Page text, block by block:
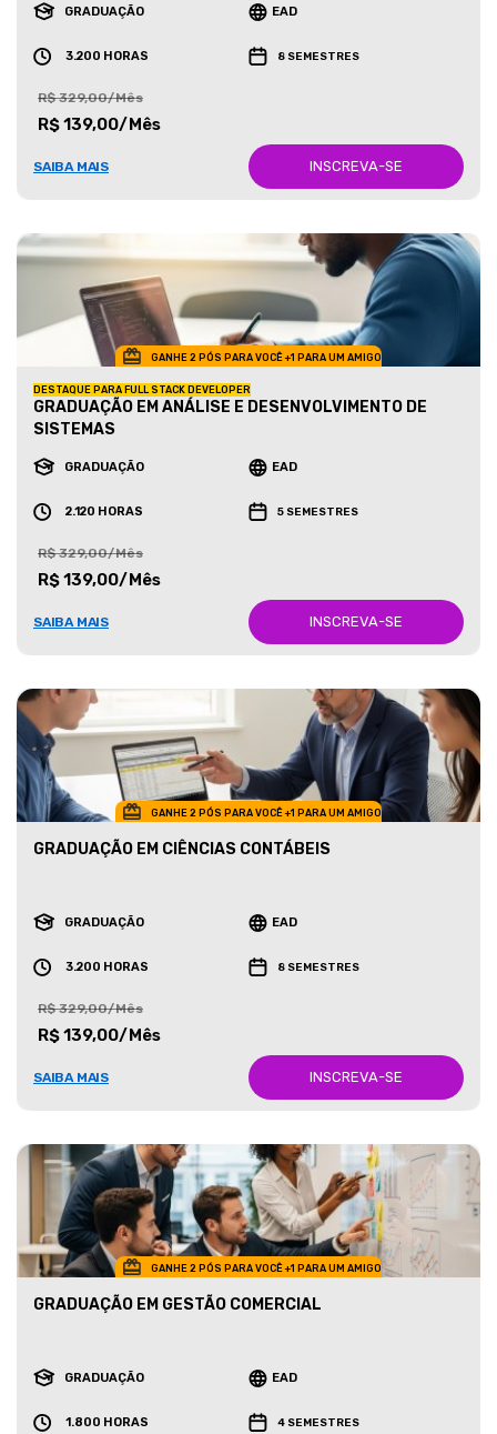
GRADUAÇÃO EAD
3.200 HORAS 8 SEMESTRES
R$ 329,00/Mês
R$ 139,00/Mês
SAIBA MAIS INSCREVA-SE
GANHE 2 PÓS PARA VOCÊ +1 PARA UM AMIGO
DESTAQUE PARA FULL STACK DEVELOPER
GRADUAÇÃO EM ANÁLISE E DESENVOLVIMENTO DE
SISTEMAS
GRADUAÇÃO EAD
2.120 HORAS 5 SEMESTRES
R$ 329,00/Mês
R$ 139,00/Mês
SAIBA MAIS INSCREVA-SE
GANHE 2 PÓS PARA VOCÊ +1 PARA UM AMIGO
GRADUAÇÃO EM CIÊNCIAS CONTÁBEIS
GRADUAÇÃO EAD
3.200 HORAS 8 SEMESTRES
R$ 329,00/Mês
R$ 139,00/Mês
SAIBA MAIS INSCREVA-SE
GANHE 2 PÓS PARA VOCÊ +1 PARA UM AMIGO
GRADUAÇÃO EM GESTÃO COMERCIAL
GRADUAÇÃO EAD
1.800 HORAS 4 SEMESTRES